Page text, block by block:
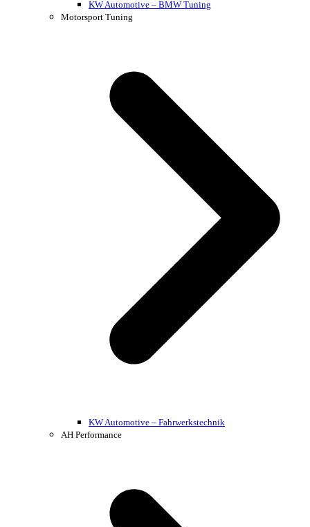
KW Automotive – BMW Tuning
Motorsport Tuning
KW Automotive – Fahrwerkstechnik
AH Performance